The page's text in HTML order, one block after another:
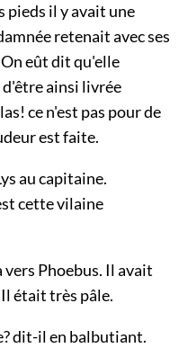
pieds il y avait une
retenait avec ses
eût dit qu'elle
ainsi livrée
ce n'est pas pour de
est faite.
au capitaine.
cette vilaine
Phoebus. Il avait
était très pâle.
dit-il en balbutiant.